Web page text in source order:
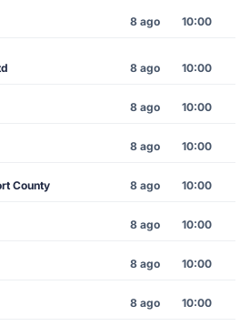
8 ago 10:00
8 ago 10:00
8 ago 10:00
8 ago 10:00
County 8 ago 10:00
8 ago 10:00
8 ago 10:00
8 ago 10:00